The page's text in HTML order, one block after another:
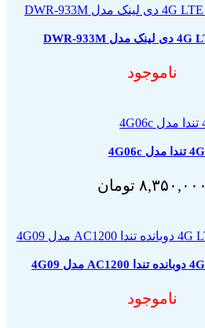
ناموجود
۸,۳۵۰,۰۰۰ تومان
ناموجود